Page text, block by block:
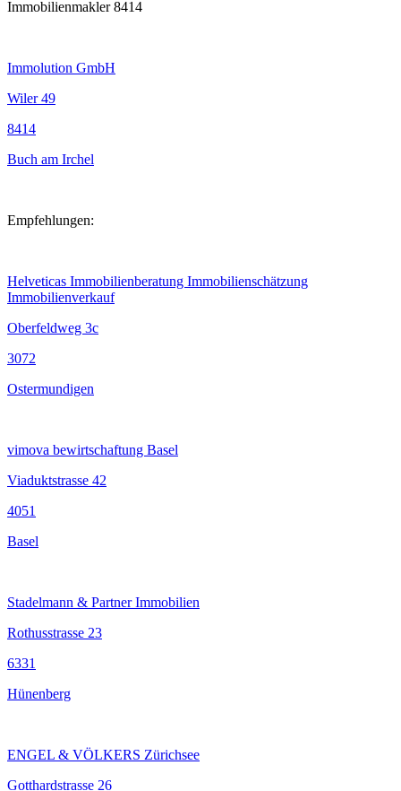
Immobilienmakler 8414
Immolution GmbH
Wiler 49
8414
Buch am Irchel
Empfehlungen:
Helveticas Immobilienberatung Immobilienschätzung
Immobilienverkauf
Oberfeldweg 3c
3072
Ostermundigen
vimova bewirtschaftung Basel
Viaduktstrasse 42
4051
Basel
Stadelmann & Partner Immobilien
Rothusstrasse 23
6331
Hünenberg
ENGEL & VÖLKERS Zürichsee
Gotthardstrasse 26